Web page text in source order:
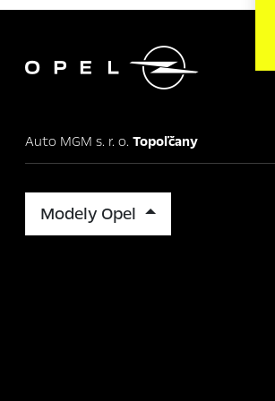

Auto MGM s. r. o. Topoľčany
Modely Opel